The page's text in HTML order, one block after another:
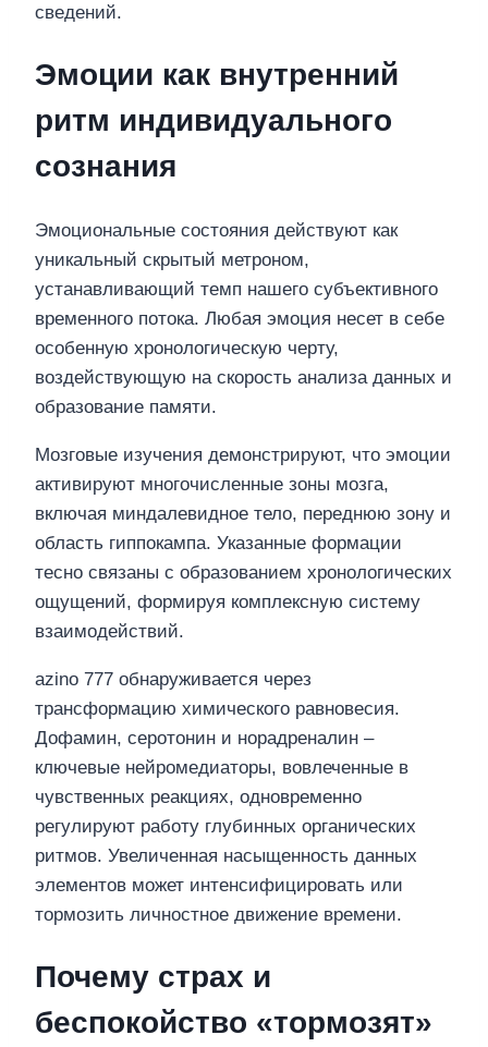
сведений.
Эмоции как внутренний
ритм индивидуального
сознания
Эмоциональные состояния действуют как
уникальный скрытый метроном,
устанавливающий темп нашего субъективного
временного потока. Любая эмоция несет в себе
особенную хронологическую черту,
воздействующую на скорость анализа данных и
образование памяти.
Мозговые изучения демонстрируют, что эмоции
активируют многочисленные зоны мозга,
включая миндалевидное тело, переднюю зону и
область гиппокампа. Указанные формации
тесно связаны с образованием хронологических
ощущений, формируя комплексную систему
взаимодействий.
azino 777 обнаруживается через
трансформацию химического равновесия.
Дофамин, серотонин и норадреналин –
ключевые нейромедиаторы, вовлеченные в
чувственных реакциях, одновременно
регулируют работу глубинных органических
ритмов. Увеличенная насыщенность данных
элементов может интенсифицировать или
тормозить личностное движение времени.
Почему страх и
беспокойство «тормозят»